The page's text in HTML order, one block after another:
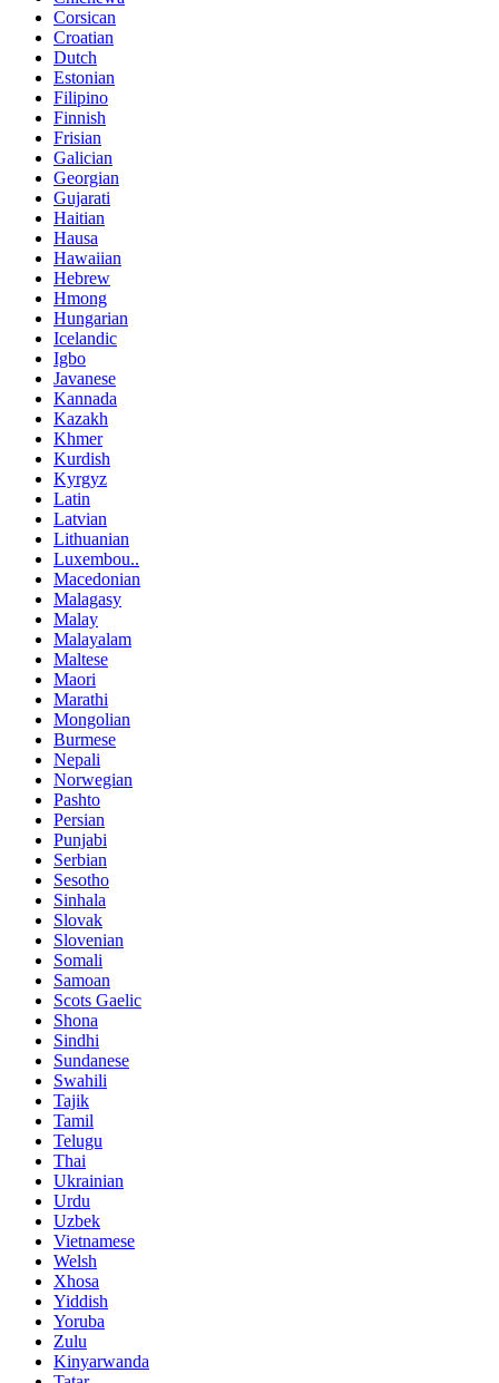
Corsican
Croatian
Dutch
Estonian
Filipino
Finnish
Frisian
Galician
Georgian
Gujarati
Haitian
Hausa
Hawaiian
Hebrew
Hmong
Hungarian
Icelandic
Igbo
Javanese
Kannada
Kazakh
Khmer
Kurdish
Kyrgyz
Latin
Latvian
Lithuanian
Luxembou..
Macedonian
Malagasy
Malay
Malayalam
Maltese
Maori
Marathi
Mongolian
Burmese
Nepali
Norwegian
Pashto
Persian
Punjabi
Serbian
Sesotho
Sinhala
Slovak
Slovenian
Somali
Samoan
Scots Gaelic
Shona
Sindhi
Sundanese
Swahili
Tajik
Tamil
Telugu
Thai
Ukrainian
Urdu
Uzbek
Vietnamese
Welsh
Xhosa
Yiddish
Yoruba
Zulu
Kinyarwanda